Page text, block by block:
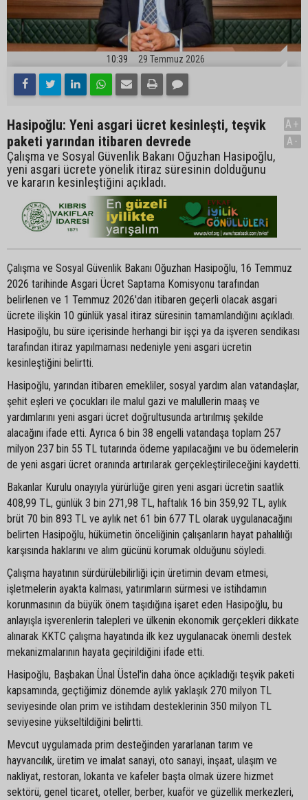
10:39 29 Temmuz 2026
Hasipoğlu: Yeni asgari ücret kesinleşti, teşvik
paketi yarından itibaren devrede
Çalışma ve Sosyal Güvenlik Bakanı Oğuzhan Hasipoğlu,
yeni asgari ücrete yönelik itiraz süresinin dolduğunu
ve kararın kesinleştiğini açıkladı.
A+
A-
Çalışma ve Sosyal Güvenlik Bakanı Oğuzhan Hasipoğlu, 16 Temmuz
2026 tarihinde Asgari Ücret Saptama Komisyonu tarafından
belirlenen ve 1 Temmuz 2026'dan itibaren geçerli olacak asgari
ücrete ilişkin 10 günlük yasal itiraz süresinin tamamlandığını açıkladı.
Hasipoğlu, bu süre içerisinde herhangi bir işçi ya da işveren sendikası
tarafından itiraz yapılmaması nedeniyle yeni asgari ücretin
kesinleştiğini belirtti.
Hasipoğlu, yarından itibaren emekliler, sosyal yardım alan vatandaşlar,
şehit eşleri ve çocukları ile malul gazi ve malullerin maaş ve
yardımlarını yeni asgari ücret doğrultusunda artırılmış şekilde
alacağını ifade etti. Ayrıca 6 bin 38 engelli vatandaşa toplam 257
milyon 237 bin 55 TL tutarında ödeme yapılacağını ve bu ödemelerin
de yeni asgari ücret oranında artırılarak gerçekleştirileceğini kaydetti.
Bakanlar Kurulu onayıyla yürürlüğe giren yeni asgari ücretin saatlik
408,99 TL, günlük 3 bin 271,98 TL, haftalık 16 bin 359,92 TL, aylık
brüt 70 bin 893 TL ve aylık net 61 bin 677 TL olarak uygulanacağını
belirten Hasipoğlu, hükümetin önceliğinin çalışanların hayat pahalılığı
karşısında haklarını ve alım gücünü korumak olduğunu söyledi.
Çalışma hayatının sürdürülebilirliği için üretimin devam etmesi,
işletmelerin ayakta kalması, yatırımların sürmesi ve istihdamın
korunmasının da büyük önem taşıdığına işaret eden Hasipoğlu, bu
anlayışla işverenlerin talepleri ve ülkenin ekonomik gerçekleri dikkate
alınarak KKTC çalışma hayatında ilk kez uygulanacak önemli destek
mekanizmalarının hayata geçirildiğini ifade etti.
Hasipoğlu, Başbakan Ünal Üstel'in daha önce açıkladığı teşvik paketi
kapsamında, geçtiğimiz dönemde aylık yaklaşık 270 milyon TL
seviyesinde olan prim ve istihdam desteklerinin 350 milyon TL
seviyesine yükseltildiğini belirtti.
Mevcut uygulamada prim desteğinden yararlanan tarım ve
hayvancılık, üretim ve imalat sanayi, oto sanayi, inşaat, ulaşım ve
nakliyat, restoran, lokanta ve kafeler başta olmak üzere hizmet
sektörü, genel ticaret, oteller, berber, kuaför ve güzellik merkezleri,